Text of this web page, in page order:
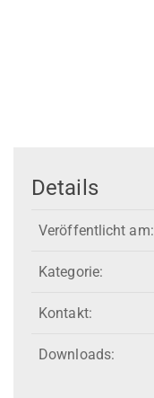
Details
Veröffentlicht am:
Kategorie:
Kontakt:
Downloads: